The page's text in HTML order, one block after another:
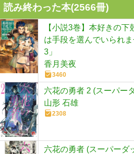
読み終わった本(2566冊)
【小説3巻】本好きの
は手段を選んでいられ
3」
香月美夜
3460
六花の勇者 2 (スーパー
山形 石雄
2308
六花の勇者 (スーパーダ